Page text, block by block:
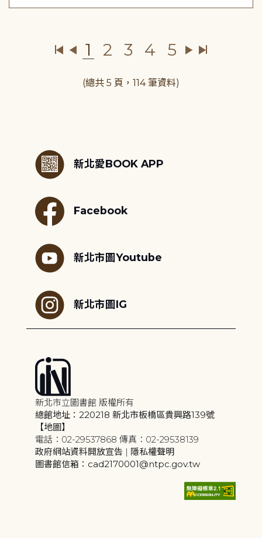
1 2 3 4 5
(總共 5 頁，114 筆資料)
新北愛BOOK APP
Facebook
新北市圖Youtube
新北市圖IG
新北市立圖書館 版權所有
總館地址：220218 新北市板橋區貴興路139號
【地圖】
電話：02-29537868 傳真：02-29538139
政府網站資料開放宣告 | 隱私權聲明
圖書館信箱：cad2170001@ntpc.gov.tw